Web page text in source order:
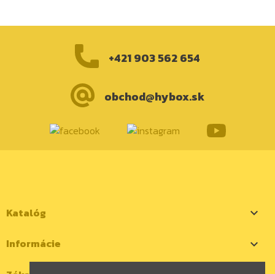
+421 903 562 654
obchod@hybox.sk
Katalóg 
Informácie 